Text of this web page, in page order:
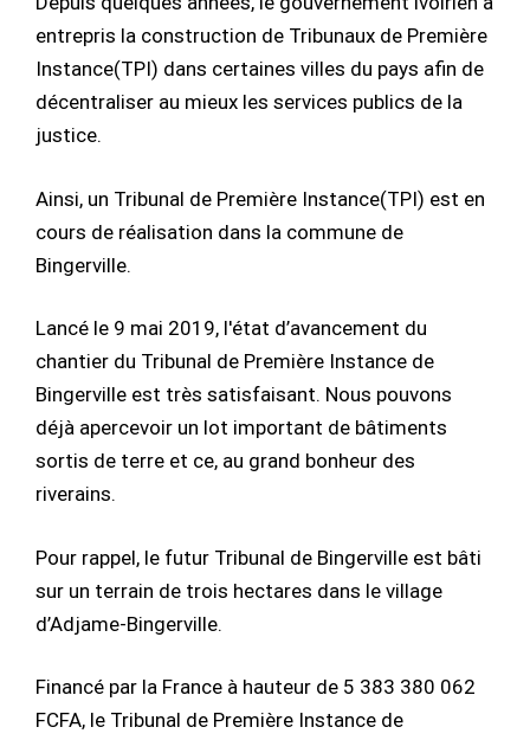
entrepris la construction de Tribunaux de Première
Instance(TPI) dans certaines villes du pays afin de
décentraliser au mieux les services publics de la
justice.
Ainsi, un Tribunal de Première Instance(TPI) est en
cours de réalisation dans la commune de
Bingerville.
Lancé le 9 mai 2019, l'état d’avancement du
chantier du Tribunal de Première Instance de
Bingerville est très satisfaisant. Nous pouvons
déjà apercevoir un lot important de bâtiments
sortis de terre et ce, au grand bonheur des
riverains.
Pour rappel, le futur Tribunal de Bingerville est bâti
sur un terrain de trois hectares dans le village
d’Adjame-Bingerville.
Financé par la France à hauteur de 5 383 380 062
FCFA, le Tribunal de Première Instance de